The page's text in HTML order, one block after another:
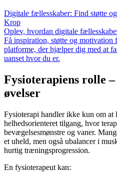
Digitale fællesskaber: Find støtte
Krop
Oplev, hvordan digitale
Få inspiration, støtte og motivation
platforme, der hjælper dig med at
uanset hvor du er.
Fysioterapiens rolle
øvelser
Fysioterapi handler ikke kun om at
helhedsorienteret tilgang, hvor
bevægelsesmønstre og vaner.
et uheld, men også ubalancer i
hurtig træningsprogression.
En fysioterapeut kan: